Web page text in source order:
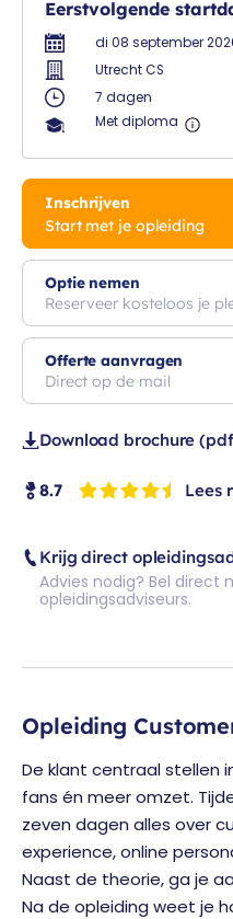
Opleiding
De klant centraal stellen
fans én meer omzet.
zeven dagen alles over
experience, online
Naast de theorie, ga je
Na de opleiding weet je
Eerstvolgende
di 08 september
Utrecht CS
7 dagen
Met diploma
Inschrijven
Start met je opleiding
Optie nemen
Reserveer kosteloos je
Offerte aanvragen
Direct op de mail
Download brochure
8.7 Lees
Krijg direct
Advies nodig? Bel direct
opleidingsadviseurs.